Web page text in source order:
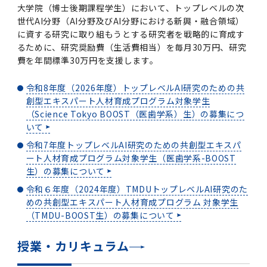
2011年度
大学院（博士後期課程学生）において、トップレベルの次
世代AI分野（AI分野及びAI分野における新興・融合領域）
に資する研究に取り組もうとする研究者を戦略的に育成す
るために、研究奨励費（生活費相当）を毎月30万円、研究
費を年間標準30万円を支援します。
令和8年度（2026年度）トップレベルAI研究のための共
創型エキスパート人材育成プログラム対象学生
（Science Tokyo BOOST（医歯学系）生）の募集につ
いて
令和7年度トップレベルAI研究のための共創型エキスパ
ート人材育成プログラム対象学生（医歯学系-BOOST
生）の募集について
令和６年度（2024年度）TMDUトップレベルAI研究のた
めの共創型エキスパート人材育成プログラム 対象学生
（TMDU-BOOST生）の募集について
授業・カリキュラム